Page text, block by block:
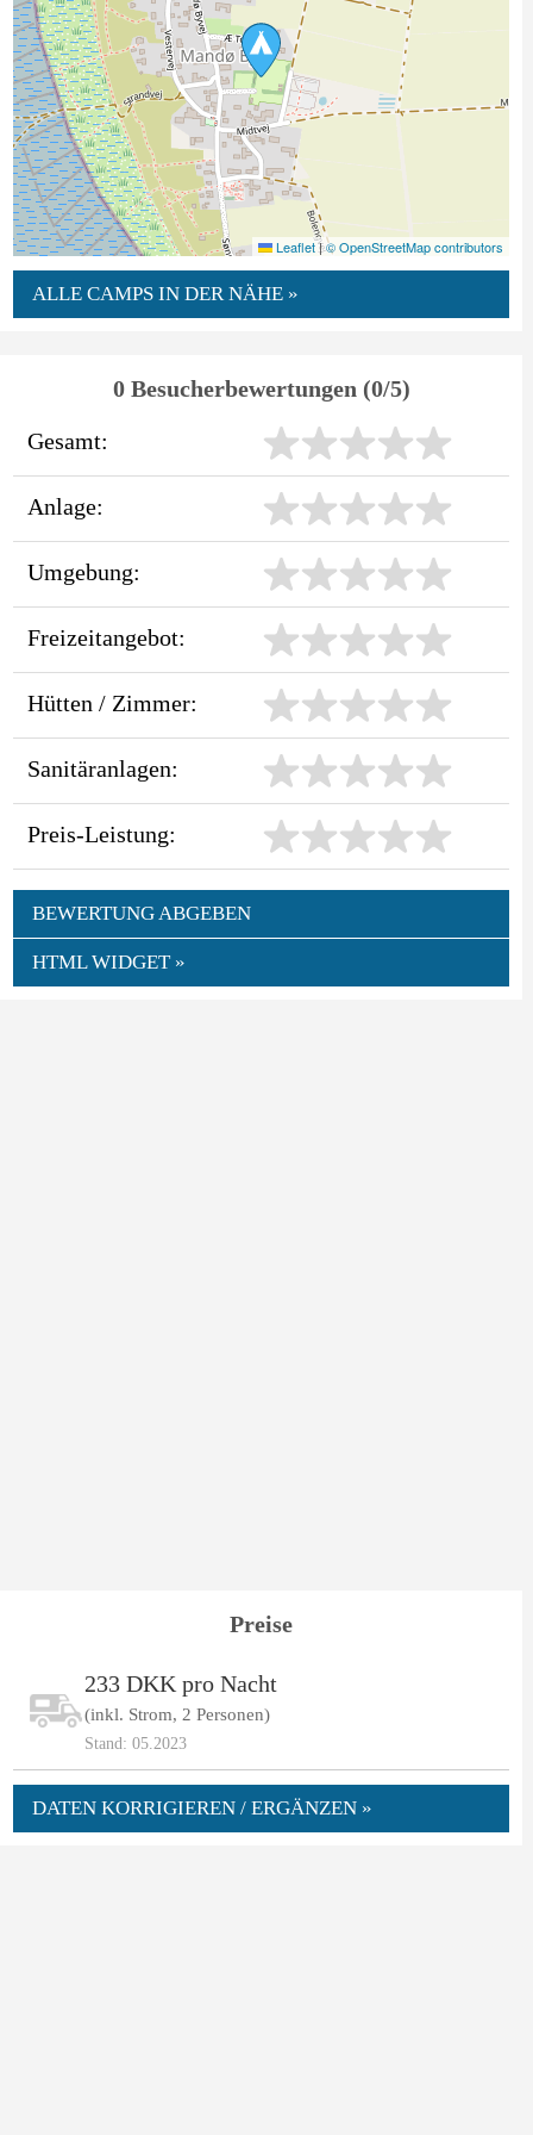
Leaflet|© OpenStreetMap contributors
ALLE CAMPS IN DER NÄHE »
0 Besucherbewertungen (0/5)
Gesamt:
Anlage:
Umgebung:
Freizeitangebot:
Hütten / Zimmer:
Sanitäranlagen:
Preis-Leistung:
BEWERTUNG ABGEBEN
HTML WIDGET »
Preise
233 DKK pro Nacht
(inkl. Strom, 2 Personen)
Stand: 05.2023
DATEN KORRIGIEREN / ERGÄNZEN »